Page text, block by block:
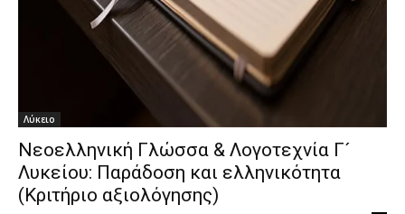
Λύκειο
Νεοελληνική Γλώσσα & Λογοτεχνία Γ´
Λυκείου: Παράδοση και ελληνικότητα
(Κριτήριο αξιολόγησης)